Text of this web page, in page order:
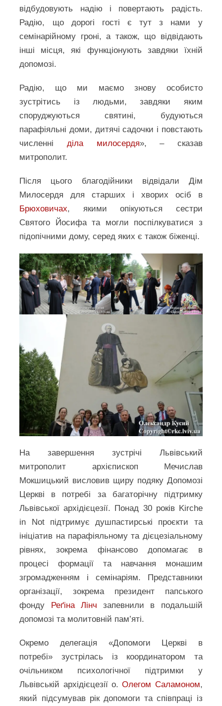
відбудовують надію і повертають радість.
Радію, що дорогі гості є тут з нами у
семінарійному гроні, a також, що відвідають
інші місця, які функціонують завдяки їхній
допомозі.
Радію, що ми маємо знову особисто
зустрітись із людьми, завдяки яким
споруджуються святині, будуються
парафіяльні доми, дитячі садочки і повстають
численні діла милосердя», – сказав
митрополит.
Після цього благодійники відвідали Дім
Милосердя для старших і хворих осіб в
Брюховичах, якими опікуються сестри
Святого Йосифа та могли поспілкуватися з
підопічними дому, серед яких є також біженці.
На завершення зустрічі Львівський
митрополит архієпископ Мечислав
Мокшицький висловив щиру подяку Допомозі
Церкві в потребі за багаторічну підтримку
Львівської архідієцезії. Понад 30 років Kirche
in Not підтримує душпастирські проєкти та
ініціатив на парафіяльному та дієцезіальному
рівнях, зокрема фінансово допомагає в
процесі формації та навчання монашим
згромадженням і семінаріям. Представники
організації, зокрема президент папського
фонду Реґіна Лінч запевнили в подальшій
допомозі та молитовній пам’яті.
Окремо делегація «Допомоги Церкві в
потребі» зустрілась із координатором та
очільником психологічної підтримки у
Львівській архідієцезії о.Олегом Саламоном,
який підсумував рік допомоги та співпраці із